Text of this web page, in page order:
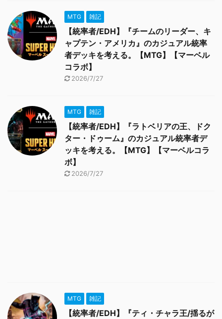
MTG 雑記
【統率者/EDH】『チームのリーダー、キ
ャプテン・アメリカ』のカジュアル統率
者デッキを考える。【MTG】【マーベル
コラボ】
2026/7/27
MTG 雑記
【統率者/EDH】『ラトベリアの王、ドク
ター・ドゥーム』のカジュアル統率者デ
ッキを考える。【MTG】【マーベルコラ
ボ】
2026/7/27
MTG 雑記
【統率者/EDH】『ティ・チャラ王/揺るが